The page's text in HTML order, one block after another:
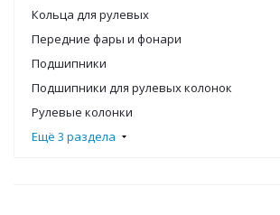
Кольца для рулевых
Передние фары и фонари
Подшипники
Подшипники для рулевых колонок
Рулевые колонки
Ещё 3 раздела